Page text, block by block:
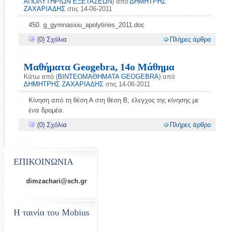
ΖΑΧΑΡΙΑΔΗΣ στις 14-06-2011
450. g_gymnasiou_apolytiries_2011.doc
(0) Σχόλια
Πλήρες άρθρο
Μαθήματα Geogebra, 14o Μάθημα
Κάτω από (ΒΙΝΤΕΟΜΑΘΗΜΑΤΑ GEOGEBRA) από
ΔΗΜΗΤΡΗΣ ΖΑΧΑΡΙΑΔΗΣ στις 14-06-2011
Κίνηση από τη θέση Α στη θέση Β, έλεγχος της κίνησης με
ένα δρομέα.
(0) Σχόλια
Πλήρες άρθρο
ΕΠΙΚΟΙΝΩΝΙΑ
dimzachari@sch.gr
Η ταινία του Mobius